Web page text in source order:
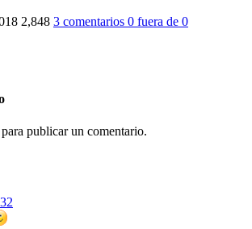
2,848 3 comentarios 0 fuera de 0
publicar un comentario.